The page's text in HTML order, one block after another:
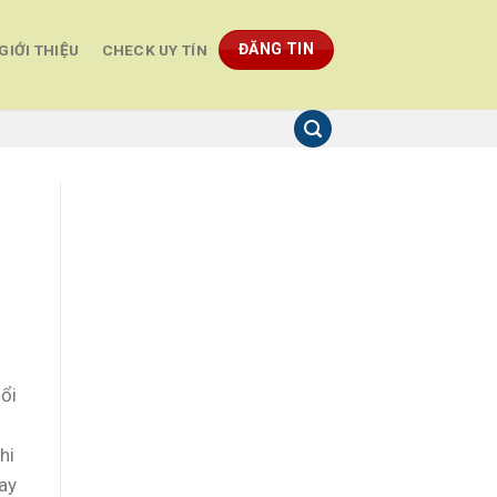
GIỚI THIỆU CHECK UY TÍN ĐĂNG TIN